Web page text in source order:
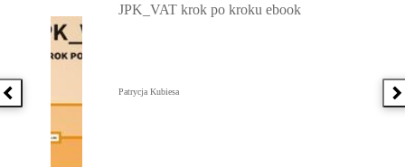
Poprzednia książka
JPK_VAT krok po kroku ebook
Patrycja Kubiesa